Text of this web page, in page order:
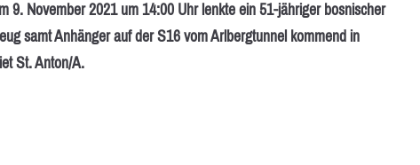
9. November 2021 um 14:00 Uhr lenkte ein 51-jähriger bosnischer
samt Anhänger auf der S16 vom Arlbergtunnel kommend in
St. Anton/A.